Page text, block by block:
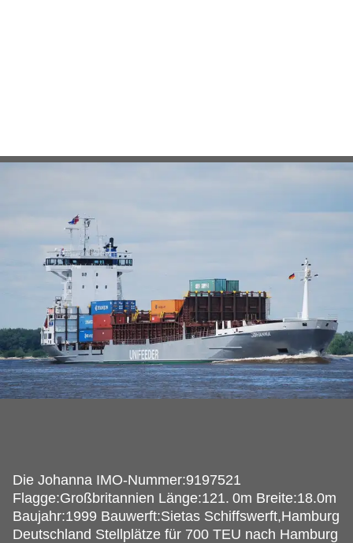
Die Johanna IMO-Nummer:9197521
Flagge:Großbritannien Länge:121. 0m Breite:18.0m
Baujahr:1999 Bauwerft:Sietas Schiffswerft,Hamburg
Deutschland Stellplätze für 700 TEU nach Hamburg